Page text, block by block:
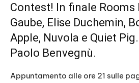
Contest! In finale Rooms
Gaube, Elise Duchemin,
Apple, Nuvola e Quiet
Paolo Benvegnù.
Appuntamento alle ore 21 sulle